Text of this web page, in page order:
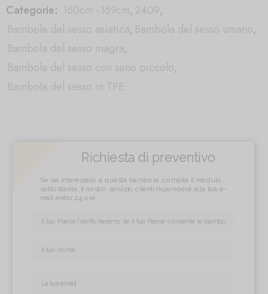
Categorie: 160cm -169cm,2409,
Bambola del sesso asiatica, Bambola del sesso umano,
Bambola del sesso magra,
Bambola del sesso con seno piccolo,
Bambola del sesso in TPE
Richiesta di preventivo
Se sei interessato a questa bambola, compila il modulo
sottostante, il nostro servizio clienti risponderà alla tua e-
mail entro 24 ore